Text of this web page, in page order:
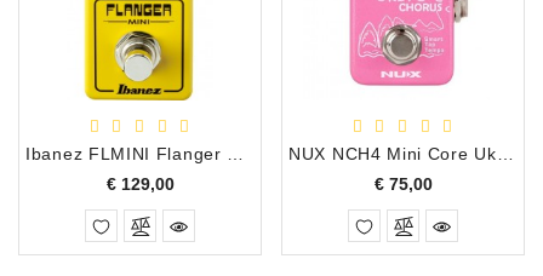
€ 129,00Prijs
€ 75,00Prijs